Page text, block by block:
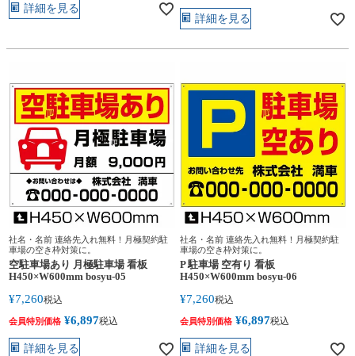
詳細を見る
詳細を見る
社名・名前 連絡先入れ無料！月極契約駐
車場の空き枠対策に。
空駐車場あり 月極駐車場 看板
H450×W600mm bosyu-05
¥7,260税込
会員特別価格 ¥6,897税込
詳細を見る
社名・名前 連絡先入れ無料！月極契約駐
車場の空き枠対策に。
P 駐車場 空有り 看板
H450×W600mm bosyu-06
¥7,260税込
会員特別価格 ¥6,897税込
詳細を見る